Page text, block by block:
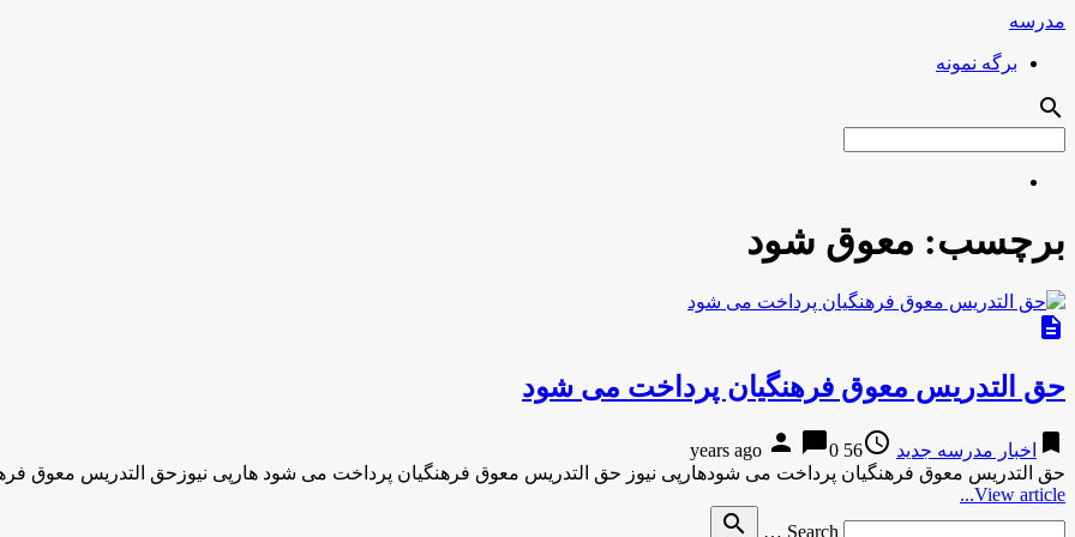
مدرسه
برگه نمونه
search
برچسب: معوق شود
description
حق‌ التدریس معوق فرهنگیان پرداخت می شود
bookmark اخبار مدرسه جدید access_time
56 years ago
person chat_bubble0
حق‌ التدریس معوق فرهنگیان پرداخت می شودهارپی نیوز حق‌ التدریس معوق فرهنگیان پرداخت می شود هارپی نیوزحق‌ التدریس معوق
View article...
Search …
search